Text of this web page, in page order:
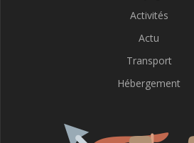
Activités
Actu
Transport
Hébergement